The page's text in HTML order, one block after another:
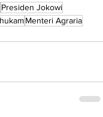
Presiden Jokowi
Menteri Agraria